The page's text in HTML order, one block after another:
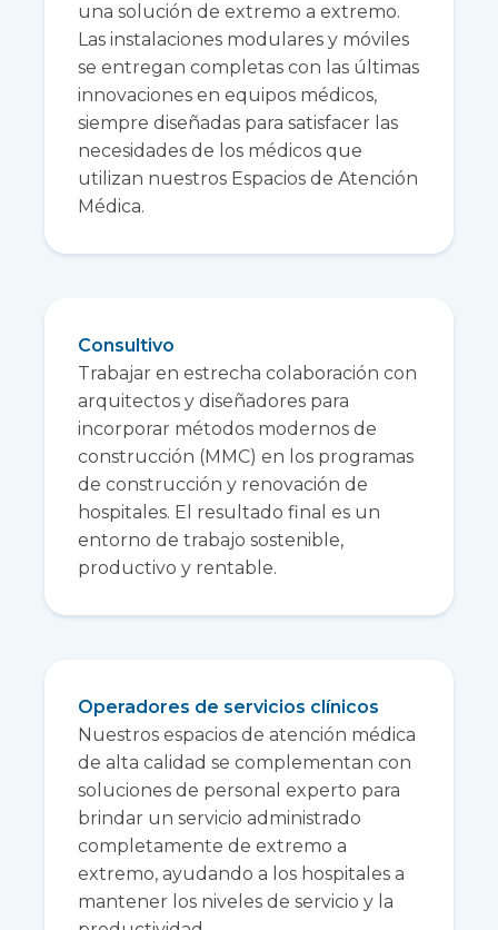
una solución de extremo a extremo.
Las instalaciones modulares y móviles
se entregan completas con las últimas
innovaciones en equipos médicos,
siempre diseñadas para satisfacer las
necesidades de los médicos que
utilizan nuestros Espacios de Atención
Médica.
Consultivo
Trabajar en estrecha colaboración con
arquitectos y diseñadores para
incorporar métodos modernos de
construcción (MMC) en los programas
de construcción y renovación de
hospitales. El resultado final es un
entorno de trabajo sostenible,
productivo y rentable.
Operadores de servicios clínicos
Nuestros espacios de atención médica
de alta calidad se complementan con
soluciones de personal experto para
brindar un servicio administrado
completamente de extremo a
extremo, ayudando a los hospitales a
mantener los niveles de servicio y la